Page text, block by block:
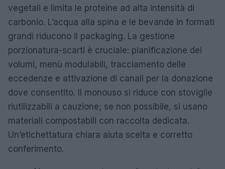
vegetali e limita le proteine ad alta intensità di
carbonio. L’acqua alla spina e le bevande in formati
grandi riducono il packaging. La gestione
porzionatura-scarti è cruciale: pianificazione dei
volumi, menù modulabili, tracciamento delle
eccedenze e attivazione di canali per la donazione
dove consentito. Il monouso si riduce con stoviglie
riutilizzabili a cauzione; se non possibile, si usano
materiali compostabili con raccolta dedicata.
Un’etichettatura chiara aiuta scelta e corretto
conferimento.